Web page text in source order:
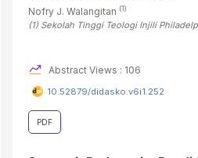
Nofry J. Walangitan (1)
(1) Sekolah Tinggi Teologi Injili
Abstract Views : 106
10.52879/didasko.v6i1.252
PDF